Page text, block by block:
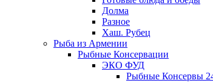
Долма
Разное
Хаш. Рубец
Рыба из Армении
Рыбные Консервации
ЭКО ФУД
Рыбные Консервы